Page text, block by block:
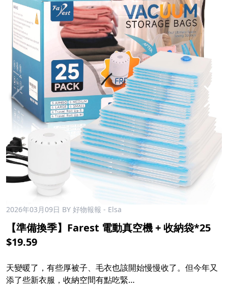
2026年03月09日 BY 好物報報 - Elsa
【準備換季】Farest 電動真空機 + 收納袋*25
$19.59
天變暖了，有些厚被子、毛衣也該開始慢慢收了。但今年又
添了些新衣服，收納空間有點吃緊…